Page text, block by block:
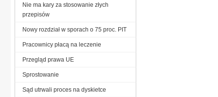
Nie ma kary za stosowanie złych
przepisów
Nowy rozdział w sporach o 75 proc. PIT
Pracownicy płacą na leczenie
Przegląd prawa UE
Sprostowanie
Sąd utrwali proces na dyskietce